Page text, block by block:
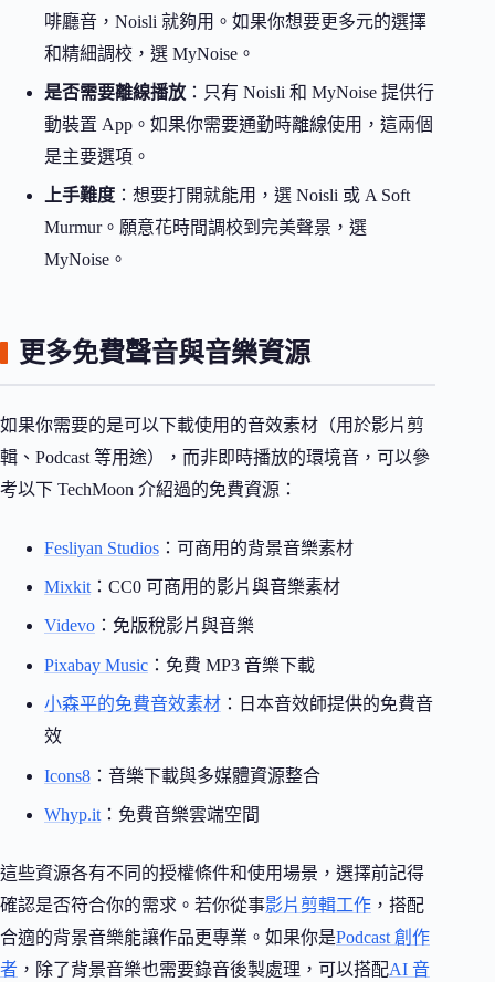
啡廳音，Noisli 就夠用。如果你想要更多元的選擇
和精細調校，選 MyNoise。
是否需要離線播放 ：只有 Noisli 和 MyNoise 提供行
動裝置 App。如果你需要通勤時離線使用，這兩個
是主要選項。
上手難度 ：想要打開就能用，選 Noisli 或 A Soft
Murmur。願意花時間調校到完美聲景，選
MyNoise。
更多免費聲音與音樂資源
如果你需要的是可以下載使用的音效素材（用於影片剪
輯、Podcast 等用途），而非即時播放的環境音，可以參
考以下 TechMoon 介紹過的免費資源：
Fesliyan Studios ：可商用的背景音樂素材
Mixkit ：CC0 可商用的影片與音樂素材
Videvo ：免版稅影片與音樂
Pixabay Music ：免費 MP3 音樂下載
小森平的免費音效素材 ：日本音效師提供的免費音
效
Icons8 ：音樂下載與多媒體資源整合
Whyp.it ：免費音樂雲端空間
這些資源各有不同的授權條件和使用場景，選擇前記得
確認是否符合你的需求。若你從事影片剪輯工作 ，搭配
合適的背景音樂能讓作品更專業。如果你是Podcast 創作
者 ，除了背景音樂也需要錄音後製處理，可以搭配AI 音